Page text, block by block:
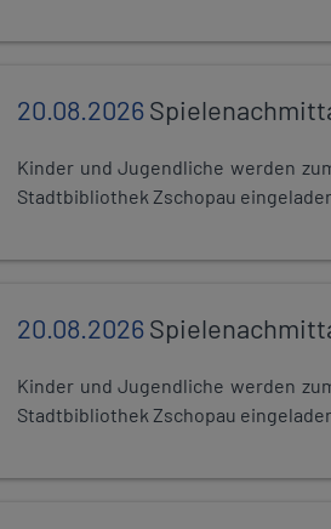
20.08.2026
Kinder und Jugendliche werden
Stadtbibliothek Zschopau
20.08.2026
Kinder und Jugendliche werden
Stadtbibliothek Zschopau